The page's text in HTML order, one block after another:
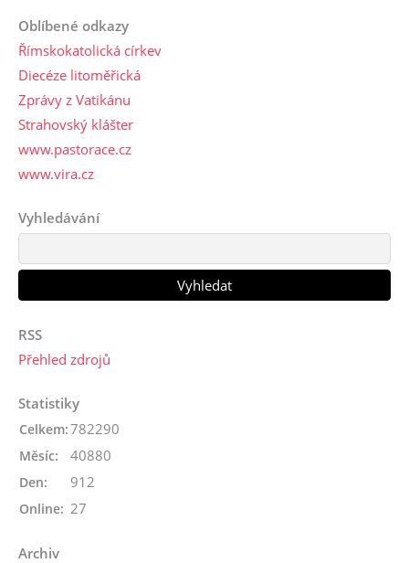
Oblíbené odkazy
Římskokatolická církev
Diecéze litoměřická
Zprávy z Vatikánu
Strahovský klášter
www.pastorace.cz
www.vira.cz
Vyhledávání
RSS
Přehled zdrojů
Statistiky
Online: 27
Celkem:782290
Měsíc: 40880
Den: 912
Archiv